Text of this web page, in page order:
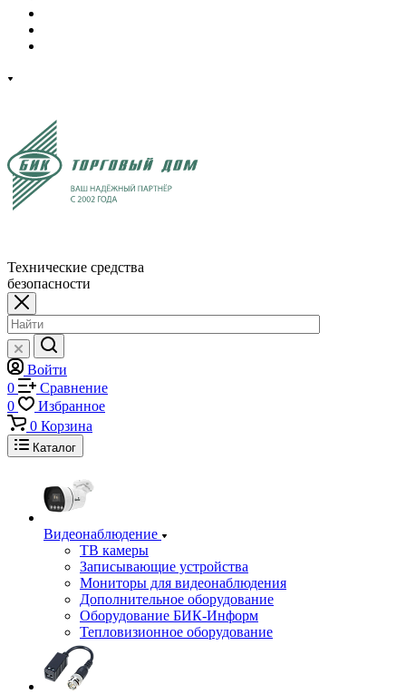
Технические средства
безопасности
Войти
0
Сравнение
0
Избранное
0 Корзина
Каталог
Видеонаблюдение
ТВ камеры
Записывающие устройства
Мониторы для видеонаблюдения
Дополнительное оборудование
Оборудование БИК-Информ
Тепловизионное оборудование